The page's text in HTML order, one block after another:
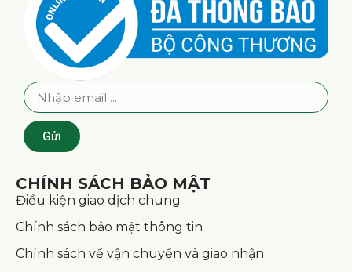
Gửi
CHÍNH SÁCH BẢO MẬT
Điều kiện giao dịch chung
Chính sách bảo mật thông tin
Chính sách về vận chuyển và giao nhận